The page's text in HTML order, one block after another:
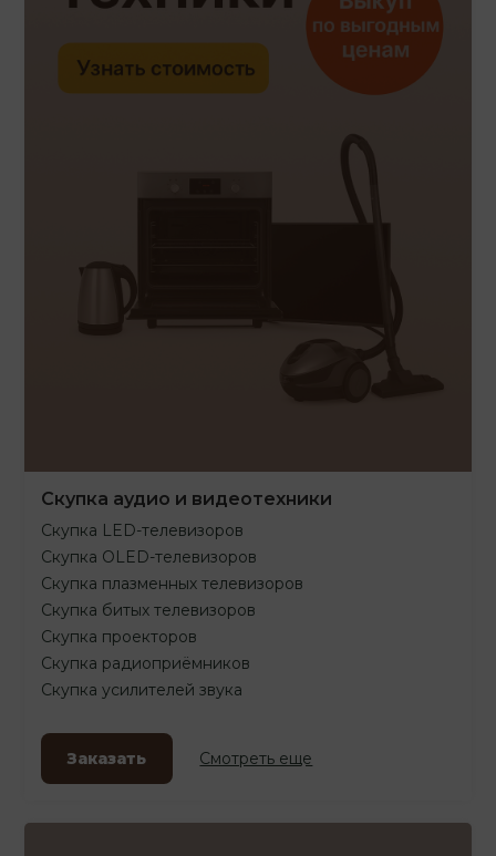
Скупка аудио и видеотехники
Скупка LED-телевизоров
Скупка OLED-телевизоров
Скупка плазменных телевизоров
Скупка битых телевизоров
Скупка проекторов
Скупка радиоприёмников
Скупка усилителей звука
Заказать Смотреть еще